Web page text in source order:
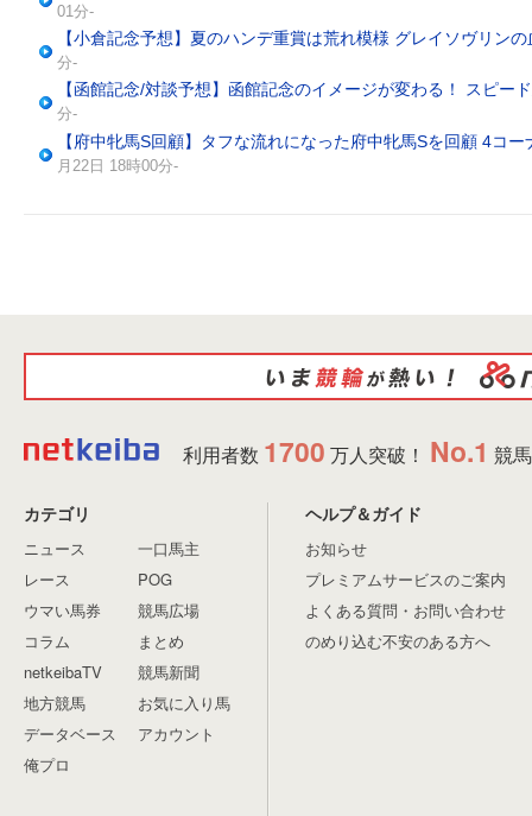
01分-
【小倉記念予想】夏のハンデ重賞は荒れ模様 グレイソヴリン
分-
【函館記念/対談予想】函館記念のイメージが変わる！ スピー
分-
【府中牝馬S回顧】タフな流れになった府中牝馬Sを回顧 4コ
月22日 18時00分-
利用者数 1700 万人突破！ No.1 競
カテゴリ
ニュース
レース
ウマい馬券
コラム
netkeibaTV
地方競馬
データベース
俺プロ
一口馬主
POG
競馬広場
まとめ
競馬新聞
お気に入り馬
アカウント
ヘルプ＆ガイド
お知らせ
プレミアムサービスのご案内
よくある質問・お問い合わせ
のめり込む不安のある方へ